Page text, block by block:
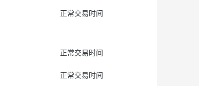
正常交易时间
正常交易时间
正常交易时间